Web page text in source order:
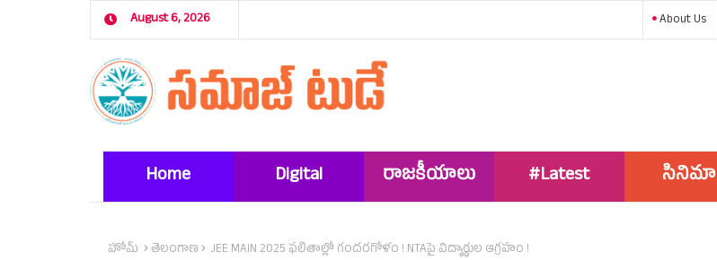
August 6, 2026 About Us
Home
Digital
రాజకీయాలు
#Latest
సినిమా
హోమ్ తెలంగాణ JEE MAIN 2025 ఫలితాల్లో గందరగోళం ! NTAపై విద్యార్థుల ఆగ్రహం !